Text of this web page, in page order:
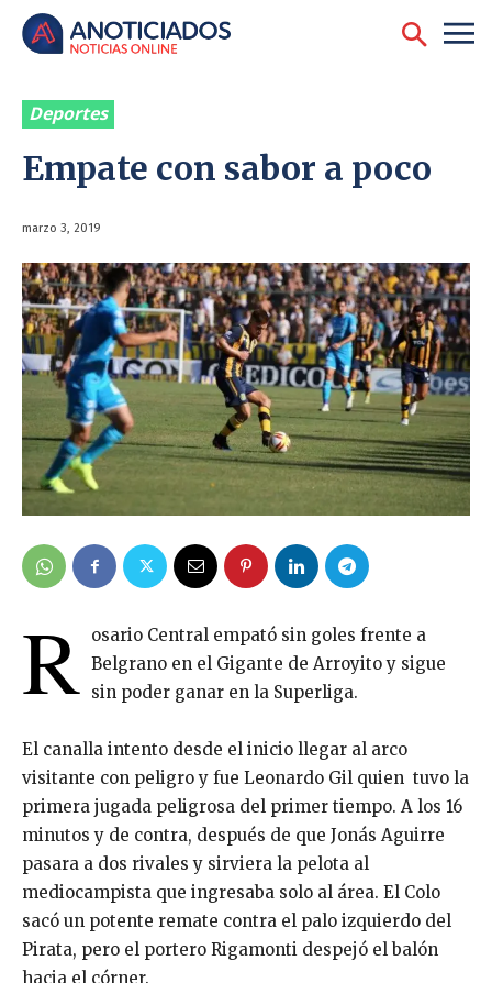
Deportes
Empate con sabor a poco
marzo 3, 2019
R osario Central empató sin goles frente a
Belgrano en el Gigante de Arroyito y sigue
sin poder ganar en la Superliga.
El canalla intento desde el inicio llegar al arco
visitante con peligro y fue Leonardo Gil quien tuvo la
primera jugada peligrosa del primer tiempo. A los 16
minutos y de contra, después de que Jonás Aguirre
pasara a dos rivales y sirviera la pelota al
mediocampista que ingresaba solo al área. El Colo
sacó un potente remate contra el palo izquierdo del
Pirata, pero el portero Rigamonti despejó el balón
hacia el córner.